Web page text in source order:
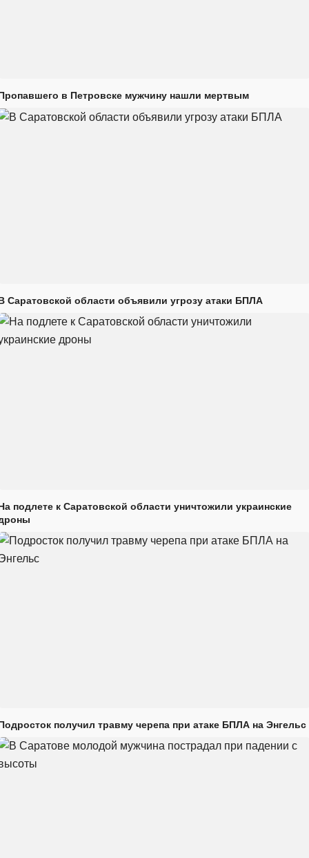
в Петровске мужчину нашли мертвым
Саратовской области объявили угрозу атаки БПЛА
подлете к Саратовской области уничтожили украинские
получил травму черепа при атаке БПЛА на Энгельс